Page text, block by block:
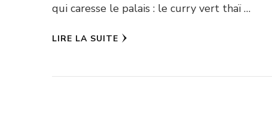
qui caresse le palais : le curry vert thaï …
LIRE LA SUITE